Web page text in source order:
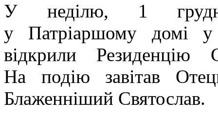
У неділю, 1
у Патріаршому домі у
відкрили Резиденцію
На подію завітав
Блаженніший Святослав.